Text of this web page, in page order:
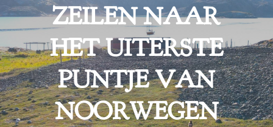
ZEILEN NAAR
HET UITERSTE
PUNTJE VAN
NOORWEGEN